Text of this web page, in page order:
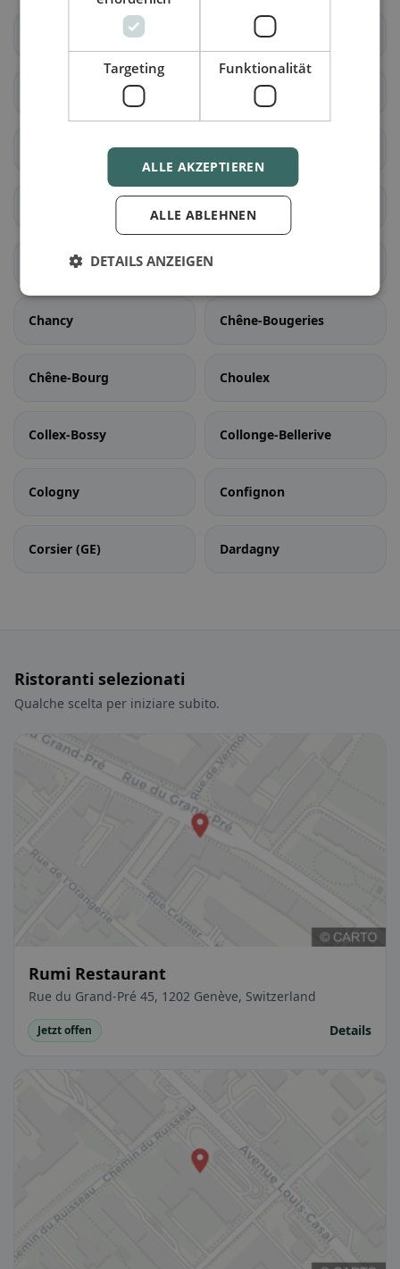
Anières
Avusy
Bellevue
Carouge (GE)
Cartigny
Chancy Chêne-Bougeries
Chêne-Bourg Choulex
Collex-Bossy Collonge-Bellerive
Cologny Confignon
Corsier (GE) Dardagny
Ristoranti selezionati
Qualche scelta per iniziare subito.
Rumi Restaurant
Rue du Grand-Pré 45, 1202 Genève, Switzerland
Jetzt offen Details
Targeting Funktionalität
ALLE AKZEPTIEREN
ALLE ABLEHNEN
DETAILS ANZEIGEN